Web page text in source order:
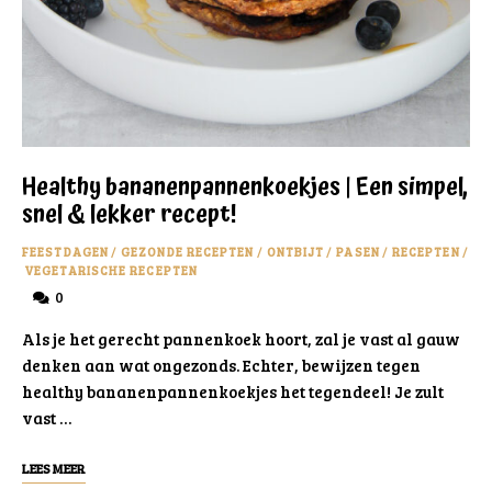
Healthy bananenpannenkoekjes | Een simpel,
snel & lekker recept!
FEESTDAGEN / GEZONDE RECEPTEN / ONTBIJT / PASEN/ RECEPTEN/
VEGETARISCHE RECEPTEN
0
Als je het gerecht pannenkoek hoort, zal je vast al gauw
denken aan wat ongezonds. Echter, bewijzen tegen
healthy bananenpannenkoekjes het tegendeel! Je zult
vast …
LEES MEER